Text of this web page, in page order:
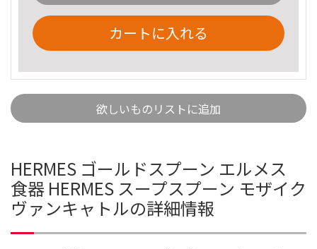
カートに入れる
欲しいものリストに追加
HERMES ゴールドスプーン エルメス
食器 HERMES スープスプーン モザイク
ヴァンキャトルの詳細情報